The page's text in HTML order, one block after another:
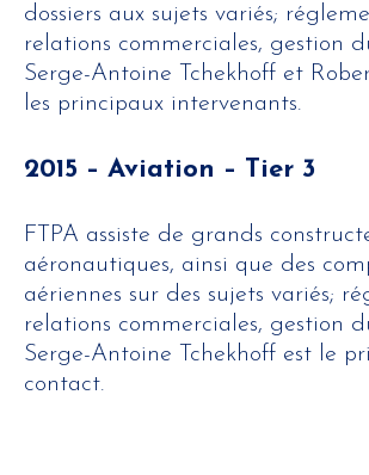
dossiers aux sujets variés;
relations commerciales, gestion
Serge-Antoine Tchekhoff et
les principaux intervenants.
2015 – Aviation – Tier 3
FTPA assiste de grands
aéronautiques, ainsi que des
aériennes sur des sujets variés;
relations commerciales, gestion
Serge-Antoine Tchekhoff est le
contact.